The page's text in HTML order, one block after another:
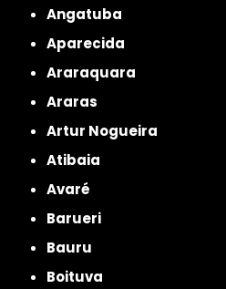
Angatuba
Aparecida
Araraquara
Araras
Artur Nogueira
Atibaia
Avaré
Barueri
Bauru
Boituva